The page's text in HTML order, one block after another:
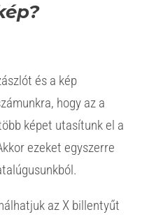
és a kép
hogy az a
képet utasítunk el a
ezeket egyszerre
az X billentyűt